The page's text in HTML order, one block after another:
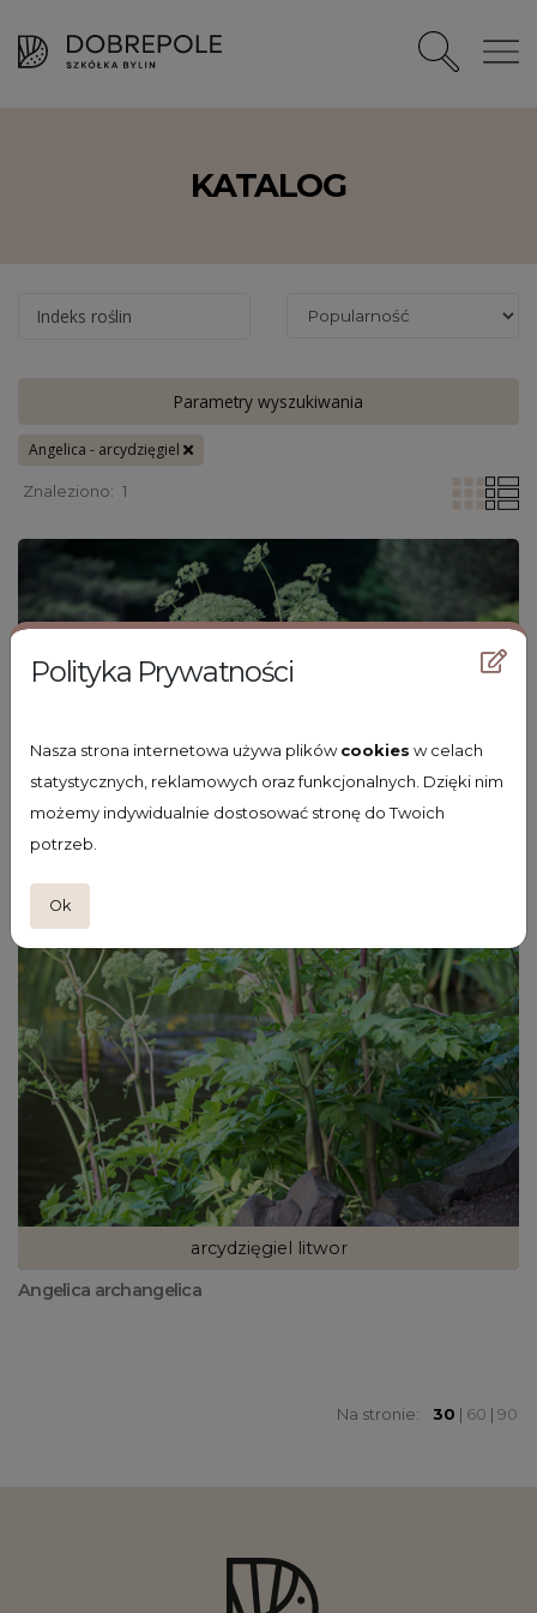
Polityka Prywatności
Nasza strona internetowa używa plikówcookies w celach
statystycznych, reklamowych oraz funkcjonalnych. Dzięki nim
możemy indywidualnie dostosować stronę do Twoich
potrzeb.
Ok
KATALOG
Indeks roślin
Parametry wyszukiwania
Angelica - arcydzięgiel
Znaleziono: 1
arcydzięgiel litwor
Angelica archangelica
Na stronie: 30 | 60 | 90